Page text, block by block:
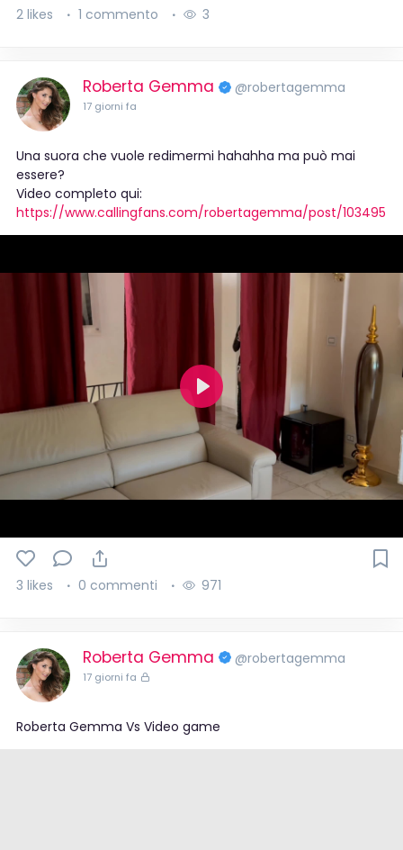
2 likes 1 commento 3
Roberta Gemma @robertagemma
17 giorni fa
Una suora che vuole redimermi hahahha ma può mai
essere?
Video completo qui:
https://www.callingfans.com/robertagemma/post/103495
P
l
a
y
3 likes 0 commenti 971
Roberta Gemma @robertagemma
17 giorni fa
Roberta Gemma Vs Video game